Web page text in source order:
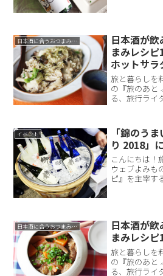
日本酒に合うおつまみレシピ
日本酒が
まみレシ
ホットサラ
旅と暮らしを
の『旅のあと
る、旅行ライ
としても活
食材がたくさ
イベント
「錦のう
り 2018」
こんにちは！
ウェブよみも
ピ』を主宰す
日本酒に合うおつまみレシピ
日本酒が
まみレシ
旅と暮らしを
の『旅のあと
る、旅行ライ